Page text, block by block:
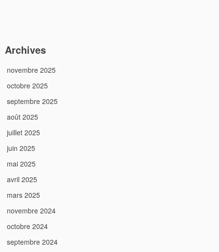
Archives
novembre 2025
octobre 2025
septembre 2025
août 2025
juillet 2025
juin 2025
mai 2025
avril 2025
mars 2025
novembre 2024
octobre 2024
septembre 2024